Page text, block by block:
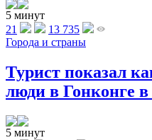
5 минут
21
13 735
Города и страны
Турист показал
люди в Гонконге в
5 минут